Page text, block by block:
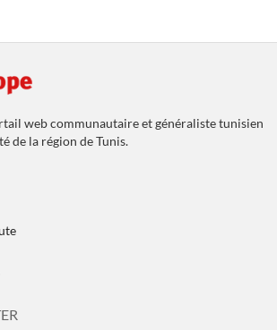
web communautaire et généraliste tunisien
de la région de Tunis.